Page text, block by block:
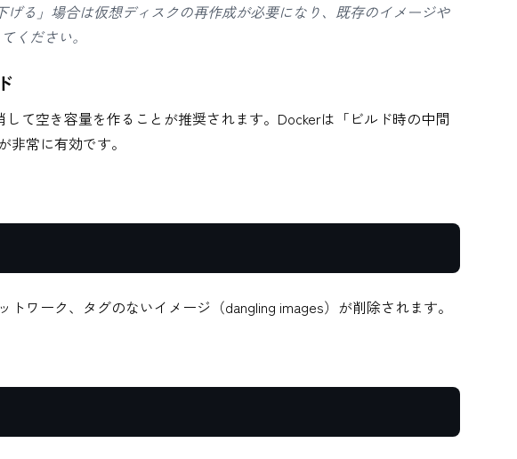
る」場合は仮想ディスクの再作成が必要になり、既存のイメージや
ください。
て空き容量を作ることが推奨されます。Dockerは「ビルド時の中間
常に有効です。
ワーク、タグのないイメージ（dangling images）が削除されます。